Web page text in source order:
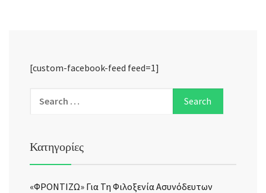
[custom-facebook-feed feed=1]
Κατηγορίες
«ΦΡΟΝΤΙΖΩ» Για Τη Φιλοξενία Ασυνόδευτων